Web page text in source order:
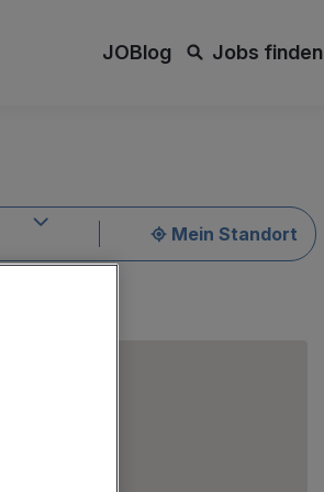
JOBlog Jobs finden
Mein Standort